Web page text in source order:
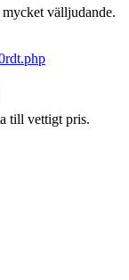
välljudande.
till vettigt pris.